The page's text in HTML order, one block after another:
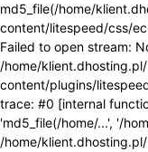
md5_file(/home/
content/litespeed/css/
Failed to open stream:
/home/
content/plugins/
trace: #0 [internal
'md5_file(/home/...', '/
/home/